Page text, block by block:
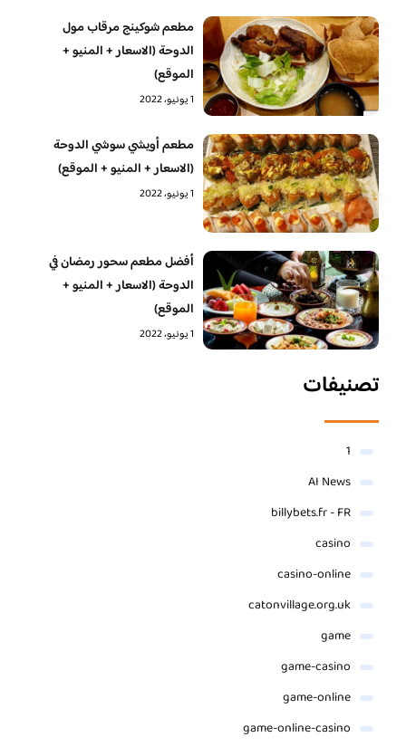
مطعم شوكينج مرقاب مول
الدوحة (الاسعار + المنيو +
الموقع)
1 يونيو، 2022
مطعم أويشي سوشي الدوحة
(الاسعار + المنيو + الموقع)
1 يونيو، 2022
أفضل مطعم سحور رمضان في
الدوحة (الاسعار + المنيو +
الموقع)
1 يونيو، 2022
تصنيفات
1
AI News
billybets.fr - FR
casino
casino-online
catonvillage.org.uk
game
game-casino
game-online
game-online-casino